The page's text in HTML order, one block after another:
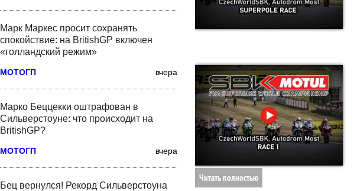
Марк Маркес просит сохранять
спокойствие: на BritishGP включен
«голландский режим»
МОТОГП вчера
Марко Беццекки оштрафован в
Сильверстоуне: что происходит на
BritishGP?
МОТОГП вчера
Бец вернулся! Рекорд Сильверстоуна
Читать полностью